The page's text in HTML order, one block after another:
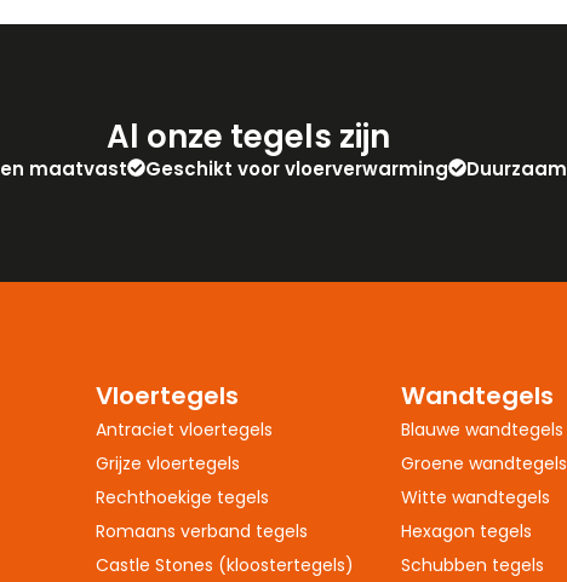
Al onze tegels zijn
maatvast Geschikt voor vloerverwarming Duurzaam
Vloertegels
Antraciet vloertegels
Grijze vloertegels
Rechthoekige tegels
Romaans verband tegels
Castle Stones (kloostertegels)
Wandtegels
Blauwe wandtegels
Groene wandtegels
Witte wandtegels
Hexagon tegels
Schubben tegels